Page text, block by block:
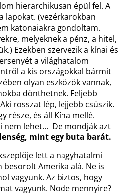
hierarchikusan épül fel. A
lapokat. (vezérkarokban
katonaiakra gondoltam.
melyeknek a pénz, a hitel,
Ezekben szervezik a kínai és
a világhatalom
a kis országokkal bármit
olyan eszközök vannak,
dönthetnek. Feljebb
rosszat lép, lejjebb csúszik.
része, és áll Kína mellé.
nem lehet... De mondják azt
mint egy buta barát.
lett a nagyhatalmi
Amerika alá. Ne is
vagyunk. Az biztos, hogy
vagyunk. Node mennyire?